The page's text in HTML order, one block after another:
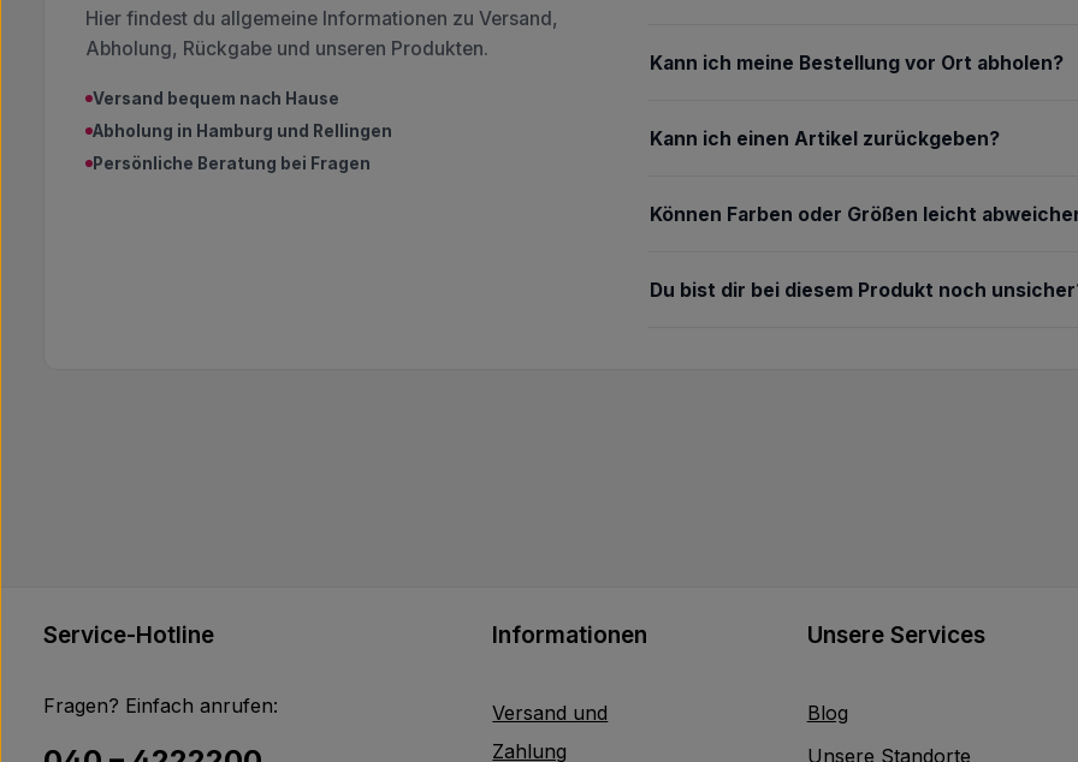
Hier findest du allgemeine Informationen zu Versand,
Abholung, Rückgabe und unseren Produkten.
Versand bequem nach Hause
Abholung in Hamburg und Rellingen
Persönliche Beratung bei Fragen
Kann ich meine Bestellung vor Ort abholen?
Kann ich einen Artikel zurückgeben?
Können Farben oder Größen leicht
Du bist dir bei diesem Produkt noch
Service-Hotline
Fragen? Einfach anrufen:
Informationen
Versand und
Zahlung
Unsere Services
Blog
Unsere Standorte